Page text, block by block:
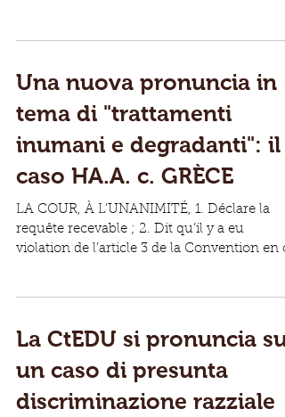
Una nuova pronuncia in
tema di "trattamenti
inumani e degradanti": il
caso HA.A. c. GRÈCE
LA COUR, À L’UNANIMITÉ, 1. Déclare la
requête recevable ; 2. Dit qu’il y a eu
violation de l’article 3 de la Convention en
La CtEDU si pronuncia su
un caso di presunta
discriminazione razziale